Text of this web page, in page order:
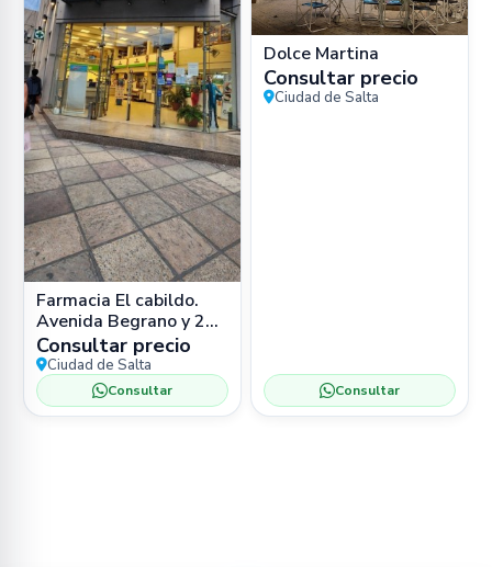
Farmacia El cabildo.
Avenida Begrano y 25
de Mayo. Salta
Consultar precio
Ciudad de Salta
Consultar
Dolce Martina
Consultar precio
Ciudad de Salta
Consultar